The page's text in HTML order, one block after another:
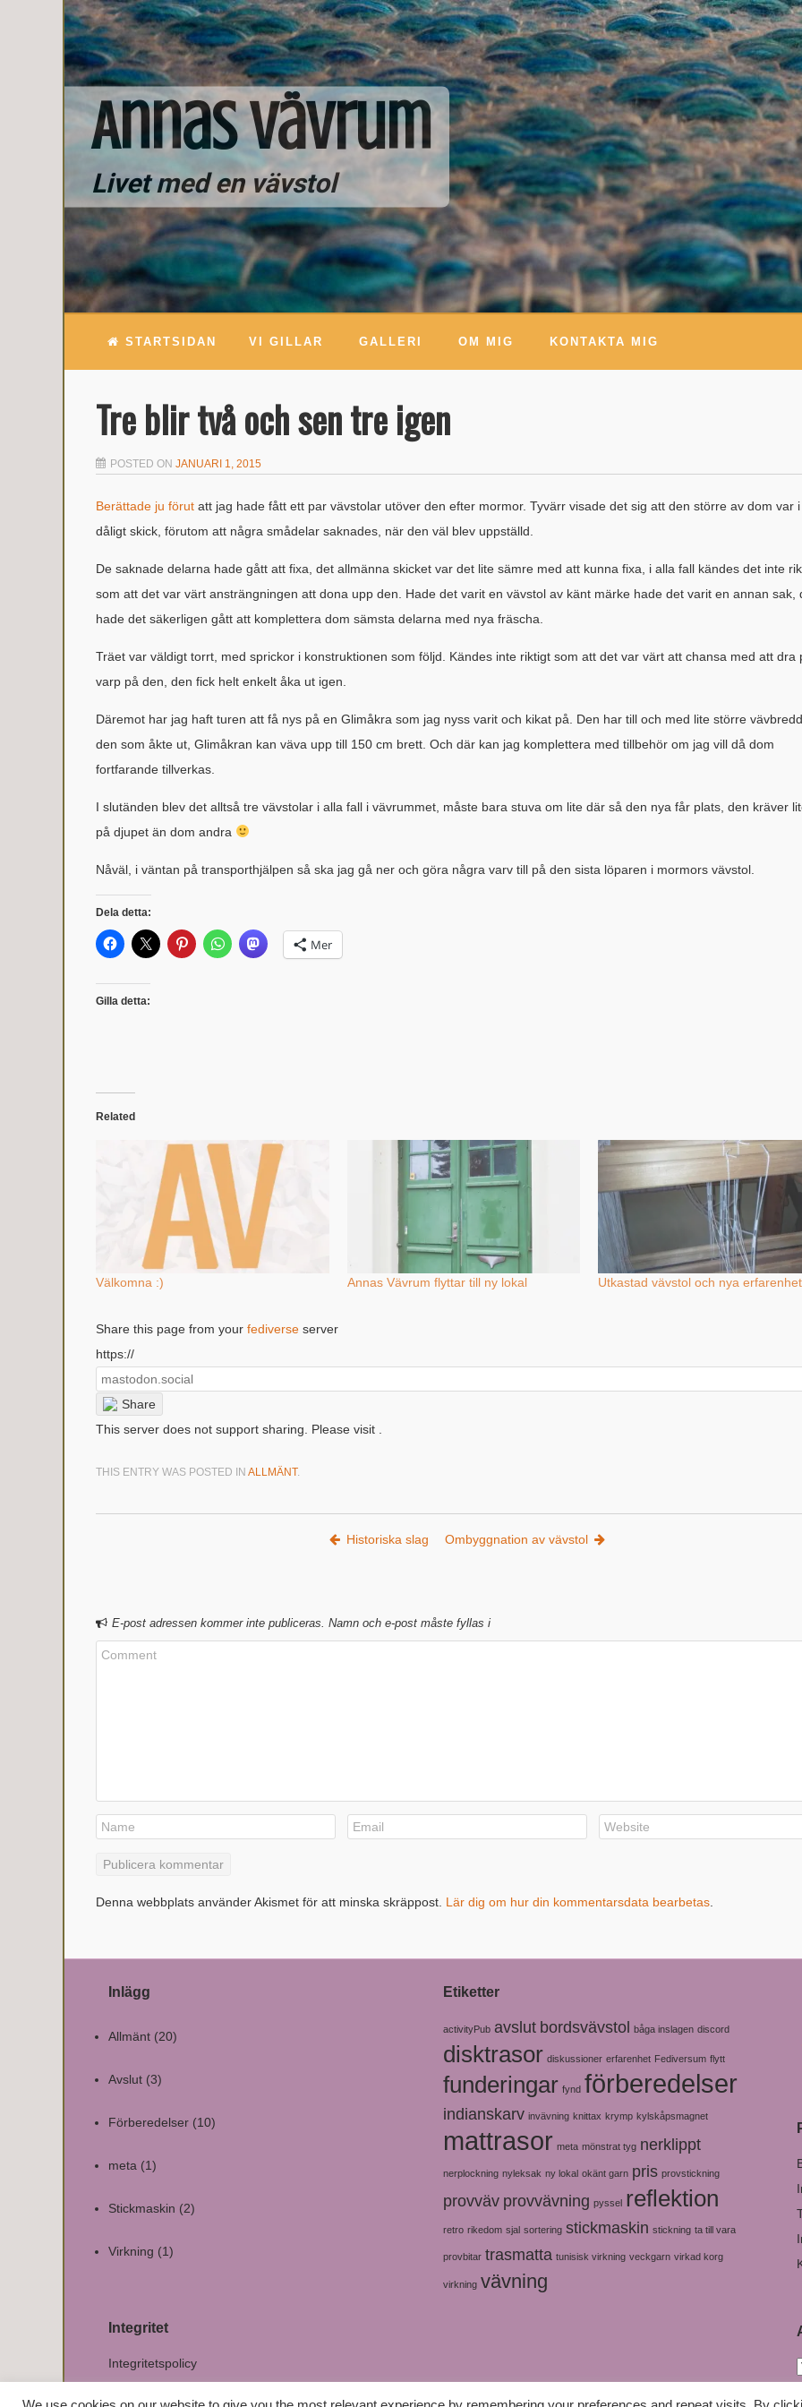
Annas Vävrum
Livet med en vävstol
STARTSIDAN VI GILLAR GALLERI OM MIG KONTAKTA MIG
Tre blir två och sen tre igen
POSTED ON JANUARI 1, 2015
Berättade ju förut att jag hade fått ett par vävstolar utöver den efter mormor. Tyvärr visade det sig att den större av dom var
dåligt skick, förutom att några smådelar saknades, när den väl blev uppställd.
De saknade delarna hade gått att fixa, det allmänna skicket var det lite sämre med att kunna fixa, i alla fall kändes det inte
som att det var värt ansträngningen att dona upp den. Hade det varit en vävstol av känt märke hade det varit en annan sak,
hade det säkerligen gått att komplettera dom sämsta delarna med nya fräscha.
Träet var väldigt torrt, med sprickor i konstruktionen som följd. Kändes inte riktigt som att det var värt att chansa med att dra
varp på den, den fick helt enkelt åka ut igen.
Däremot har jag haft turen att få nys på en Glimåkra som jag nyss varit och kikat på. Den har till och med lite större
den som åkte ut, Glimåkran kan väva upp till 150 cm brett. Och där kan jag komplettera med tillbehör om jag vill då dom
fortfarande tillverkas.
I slutänden blev det alltså tre vävstolar i alla fall i vävrummet, måste bara stuva om lite där så den nya får plats, den kräver
på djupet än dom andra
Nåväl, i väntan på transporthjälpen så ska jag gå ner och göra några varv till på den sista löparen i mormors vävstol.
Dela detta:
Mer
Gilla detta:
Related
Välkomna :) Annas Vävrum flyttar till ny lokal Utkastad vävstol och nya
Share this page from your fediverse server
https://
Share
This server does not support sharing. Please visit
THIS ENTRY WAS POSTED IN ALLMÄNT.
Historiska slag Ombyggnation av vävstol
E-post adressen kommer inte publiceras. Namn och e-post måste fyllas i
Denna webbplats använder Akismet för att minska skräppost. Lär dig om hur din kommentarsdata bearbetas.
Inlägg
Allmänt(20)
Avslut(3)
Förberedelser(10)
meta (1)
Stickmaskin (2)
Virkning (1)
Integritet
Integritetspolicy
Etiketter
activityPub avslut bordsvävstol båga inslagen discord
disktrasor diskussioner erfarenhet Fediversum flytt
funderingar fynd förberedelser
indianskarv invävning knittax krymp kylskåpsmagnet
mattrasor meta mönstrat tyg nerklippt
nerplockning nyleksak ny lokal okänt garn pris provstickning
provväv provvävning pyssel reflektion
retro rikedom sjal sortering stickmaskin stickning ta till vara
provbitar trasmatta tunisisk virkning veckgarn virkad korg
virkning vävning